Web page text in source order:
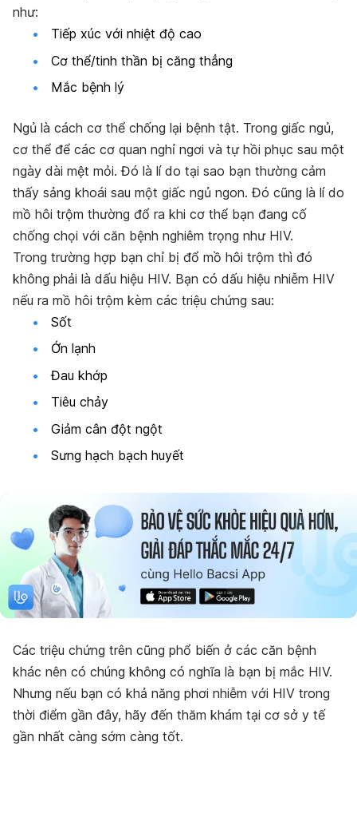
như:
Tiếp xúc với nhiệt độ cao
Cơ thể/tinh thần bị căng thẳng
Mắc bệnh lý
Ngủ là cách cơ thể chống lại bệnh tật. Trong giấc ngủ,
cơ thể để các cơ quan nghỉ ngơi và tự hồi phục sau một
ngày dài mệt mỏi. Đó là lí do tại sao bạn thường cảm
thấy sảng khoái sau một giấc ngủ ngon. Đó cũng là lí do
mồ hôi trộm thường đổ ra khi cơ thể bạn đang cố
chống chọi với căn bệnh nghiêm trọng như HIV.
Trong trường hợp bạn chỉ bị đổ mồ hôi trộm thì đó
không phải là dấu hiệu HIV. Bạn có dấu hiệu nhiễm HIV
nếu ra mồ hôi trộm kèm các triệu chứng sau:
Sốt
Ớn lạnh
Đau khớp
Tiêu chảy
Giảm cân đột ngột
Sưng hạch bạch huyết
Các triệu chứng trên cũng phổ biến ở các căn bệnh
khác nên có chúng không có nghĩa là bạn bị mắc HIV.
Nhưng nếu bạn có khả năng phơi nhiễm với HIV trong
thời điểm gần đây, hãy đến thăm khám tại cơ sở y tế
gần nhất càng sớm càng tốt.